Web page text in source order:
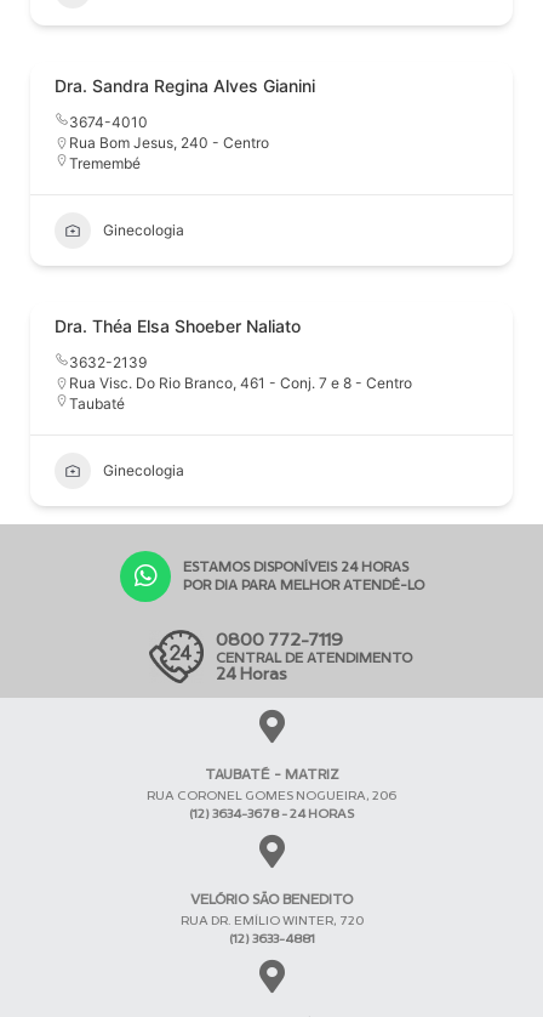
Dra. Sandra Regina Alves Gianini
3674-4010
Rua Bom Jesus, 240 - Centro
Tremembé
Ginecologia
Dra. Théa Elsa Shoeber Naliato
3632-2139
Rua Visc. Do Rio Branco, 461 - Conj. 7 e 8 - Centro
Taubaté
Ginecologia
ESTAMOS DISPONÍVEIS 24 HORAS
POR DIA PARA MELHOR ATENDÊ-LO
0800 772-7119
CENTRAL DE ATENDIMENTO
24 Horas
TAUBATÉ - MATRIZ
RUA CORONEL GOMES NOGUEIRA, 206
(12) 3634-3678 - 24 HORAS
VELÓRIO SÃO BENEDITO
RUA DR. EMÍLIO WINTER, 720
(12) 3633-4881